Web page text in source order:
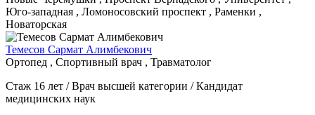
Юго-западная , Ломоносовский проспект , Раменки ,
Новаторская
Темесов Сармат Алимбекович
Ортопед , Спортивный врач , Травматолог
Стаж 16 лет / Врач высшей категории / Кандидат
медицинских наук